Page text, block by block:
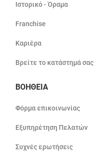
Ιστορικό - Όραμα
Franchise
Καριέρα
Βρείτε το κατάστημά σας
ΒΟΗΘΕΙΑ
Φόρμα επικοινωνίας
Εξυπηρέτηση Πελατών
Συχνές ερωτήσεις